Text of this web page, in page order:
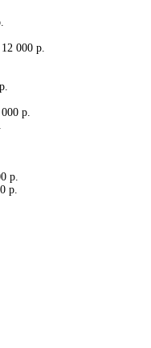
12 000 р.
р.
р.
р.